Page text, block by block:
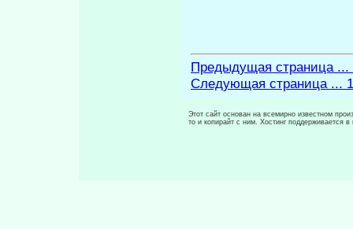
Предыдущая страница ...
Следующая страница ...
Этот сайт основан на всемирно известном
то и копирайт с ним. Хостинг поддерживается